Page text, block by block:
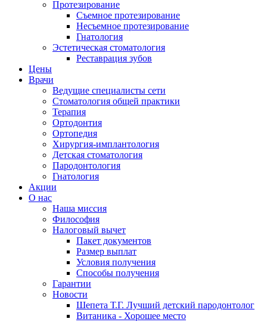
Протезирование
Съемное протезирование
Несъемное протезирование
Гнатология
Эстетическая стоматология
Реставрация зубов
Цены
Врачи
Ведущие специалисты сети
Стоматология общей практики
Терапия
Ортодонтия
Ортопедия
Хирургия-имплантология
Детская стоматология
Пародонтология
Гнатология
Акции
О нас
Наша миссия
Философия
Налоговый вычет
Пакет документов
Размер выплат
Условия получения
Способы получения
Гарантии
Новости
Шепета Т.Г. Лучший детский пародонтолог
Витаника - Хорошее место